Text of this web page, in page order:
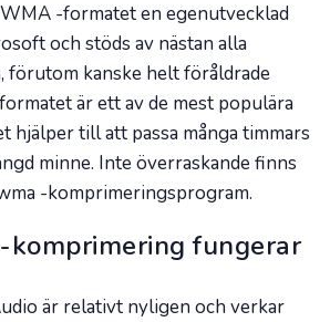
-formatet en egenutvecklad
och stöds av nästan alla
förutom kanske helt föråldrade
är ett av de mest populära
hjälper till att passa många timmars
minne. Inte överraskande finns
-komprimeringsprogram.
fungerar
är relativt nyligen och verkar